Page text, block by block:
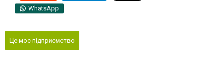
WhatsApp
Це моє підприємство